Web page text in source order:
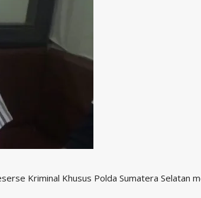
Kriminal Khusus Polda Sumatera Selatan